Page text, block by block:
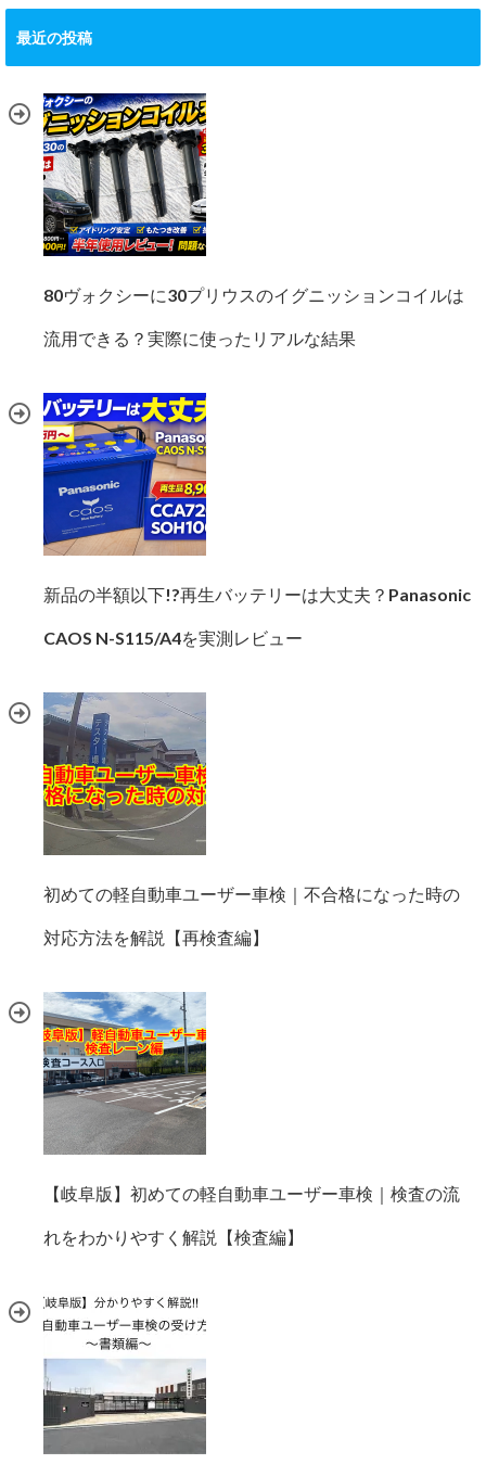
最近の投稿
80ヴォクシーに30プリウスのイグニッションコイルは
流用できる？実際に使ったリアルな結果
新品の半額以下!?再生バッテリーは大丈夫？Panasonic
CAOS N-S115/A4を実測レビュー
初めての軽自動車ユーザー車検｜不合格になった時の
対応方法を解説【再検査編】
【岐阜版】初めての軽自動車ユーザー車検｜検査の流
れをわかりやすく解説【検査編】